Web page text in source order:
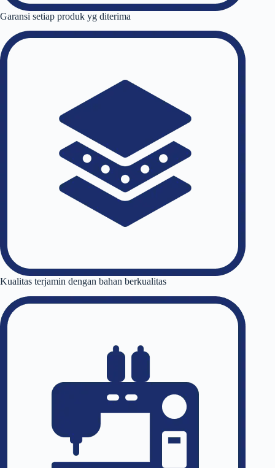
Garansi setiap produk yg diterima
Kualitas terjamin dengan bahan berkualitas